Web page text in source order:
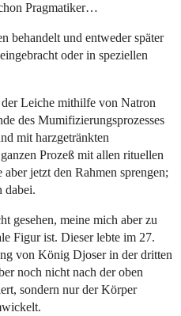
Pragmatiker…
behandelt und entweder später
oder in speziellen
Leiche mithilfe von Natron
des Mumifizierungsprozesses
mit harzgetränkten
Prozeß mit allen rituellen
jetzt den Rahmen sprengen;
dabei.
gesehen, meine mich aber zu
Figur ist. Dieser lebte im 27.
von König Djoser in der dritten
noch nicht nach der oben
sondern nur der Körper